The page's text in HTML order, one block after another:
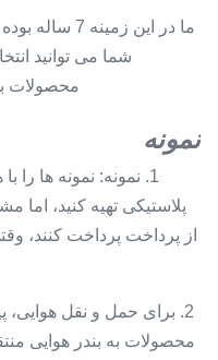
ما در این
شما می توانید
محصولات
نمونه
1. نمونه: نمونه ها را
پلاستیکی تهیه کنید، اما
از پرداخت پرداخت کنند،
محصولات به بندر هوایی